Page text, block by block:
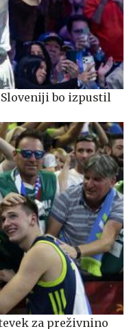
Sloveniji bo izpustil
za preživnino